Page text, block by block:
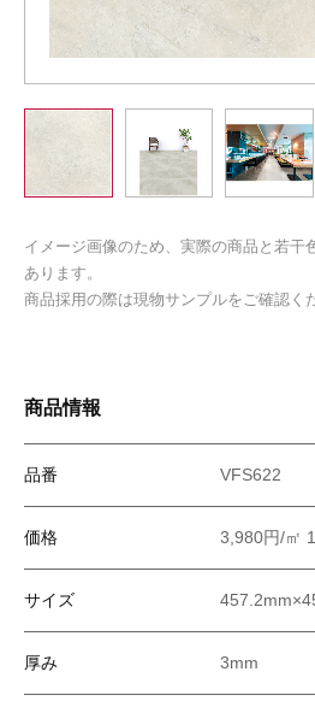
イメージ画像のため、実際の商品と若干
あります。
商品採用の際は現物サンプルをご確認く
商品情報
品番 VFS622
価格 3,980円/㎡
サイズ
厚み 3mm